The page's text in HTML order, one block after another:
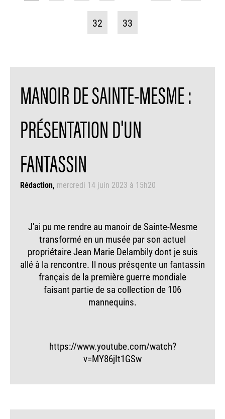
32 33
MANOIR DE SAINTE-MESME :
PRÉSENTATION D'UN
FANTASSIN
Rédaction mercredi 14 juin 2023 à 15h20
J'ai pu me rendre au manoir de Sainte-Mesme
transformé en un musée par son actuel
propriétaire Jean Marie Delambily dont je suis
allé à la rencontre. Il nous présqente un fantassin
français de la première guerre mondiale
faisant partie de sa collection de 106
mannequins.
https://www.youtube.com/watch?
v=MY86jIt1GSw